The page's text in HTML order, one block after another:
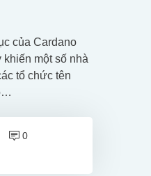
của Cardano
khiến một số nhà
tổ chức tên
0